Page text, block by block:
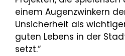
einem Augenzwinkern
Unsicherheit als
guten Lebens in der
setzt.“